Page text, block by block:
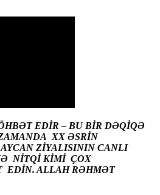
EDİR – BU BİR DƏQİQƏ
XX ƏSRİN
ZİYALISININ CANLI
NİTQİ KİMİ ÇOX
EDİN. ALLAH RƏHMƏT